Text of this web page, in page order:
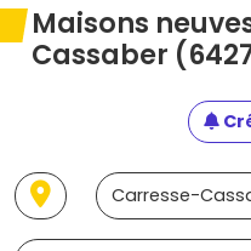
Maisons
Cassaber